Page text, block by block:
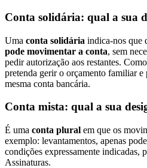
Conta solidária: qual a sua
Uma conta solidária indica-nos que
pode movimentar a conta, sem
pedir autorização aos restantes.
pretenda gerir o orçamento familiar e
mesma conta bancária.
Conta mista: qual a sua
É uma conta plural em que os
exemplo: levantamentos, apenas
condições expressamente indicadas,
Assinaturas.